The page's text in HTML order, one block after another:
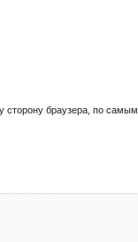
сторону браузера, по самым